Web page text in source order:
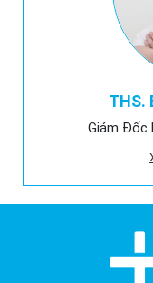
THS.
Giám Đốc